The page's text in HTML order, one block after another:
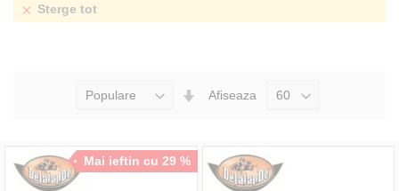
Seteaza
Afiseaza
Mai ieftin cu 29 %
Sterge tot